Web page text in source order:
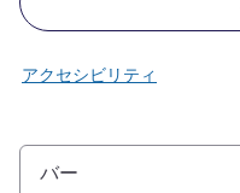
アクセシビリティ
バー